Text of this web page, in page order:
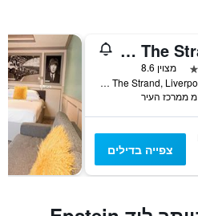
Travelodge Liverpool Central The Strand
מצוין 8.6
L2Opp The Strand, Liverpool, UK, ליברפול, בריטניה
צפייה בדילים